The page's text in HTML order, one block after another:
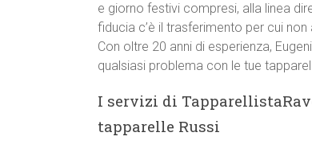
e giorno festivi compresi, alla linea
fiducia c’è il trasferimento per cui
Con oltre 20 anni di esperienza,
qualsiasi problema con le tue
I servizi di
tapparelle Russi